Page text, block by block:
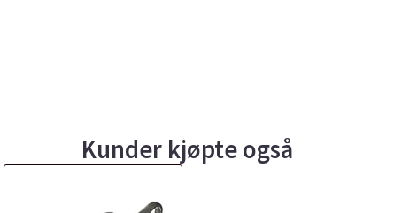
Kunder kjøpte også